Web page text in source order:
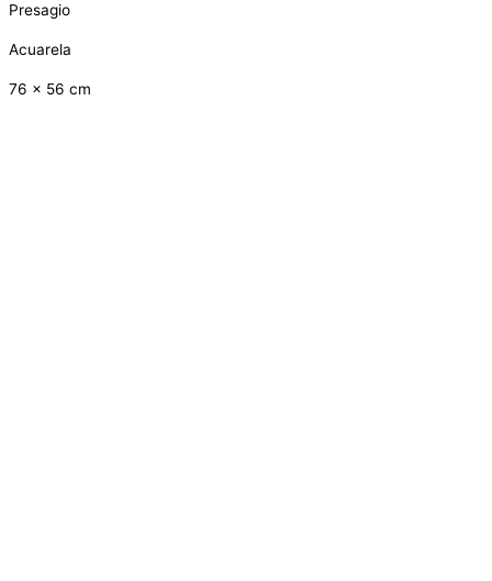
Presagio
Acuarela
76 x 56 cm